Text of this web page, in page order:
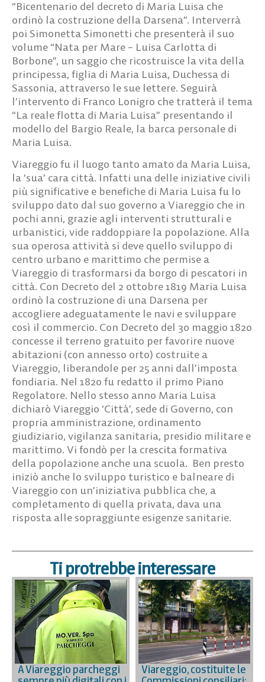
“Bicentenario del decreto di Maria Luisa che
ordinò la costruzione della Darsena”. Interverrà
poi Simonetta Simonetti che presenterà il suo
volume “Nata per Mare – Luisa Carlotta di
Borbone”, un saggio che ricostruisce la vita della
principessa, figlia di Maria Luisa, Duchessa di
Sassonia, attraverso le sue lettere. Seguirà
l’intervento di Franco Lonigro che tratterà il tema
“La reale flotta di Maria Luisa” presentando il
modello del Bargio Reale, la barca personale di
Maria Luisa.
Viareggio fu il luogo tanto amato da Maria Luisa,
la ‘sua’ cara città. Infatti una delle iniziative civili
più significative e benefiche di Maria Luisa fu lo
sviluppo dato dal suo governo a Viareggio che in
pochi anni, grazie agli interventi strutturali e
urbanistici, vide raddoppiare la popolazione. Alla
sua operosa attività si deve quello sviluppo di
centro urbano e marittimo che permise a
Viareggio di trasformarsi da borgo di pescatori in
città. Con Decreto del 2 ottobre 1819 Maria Luisa
ordinò la costruzione di una Darsena per
accogliere adeguatamente le navi e sviluppare
così il commercio. Con Decreto del 30 maggio 1820
concesse il terreno gratuito per favorire nuove
abitazioni (con annesso orto) costruite a
Viareggio, liberandole per 25 anni dall’imposta
fondiaria. Nel 1820 fu redatto il primo Piano
Regolatore. Nello stesso anno Maria Luisa
dichiarò Viareggio ‘Città’, sede di Governo, con
propria amministrazione, ordinamento
giudiziario, vigilanza sanitaria, presidio militare e
marittimo. Vi fondò per la crescita formativa
della popolazione anche una scuola. Ben presto
iniziò anche lo sviluppo turistico e balneare di
Viareggio con un’iniziativa pubblica che, a
completamento di quella privata, dava una
risposta alle sopraggiunte esigenze sanitarie.
Ti protrebbe interessare
A Viareggio parcheggi Viareggio, costituite le